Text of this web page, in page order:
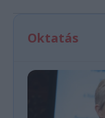
Oktatás